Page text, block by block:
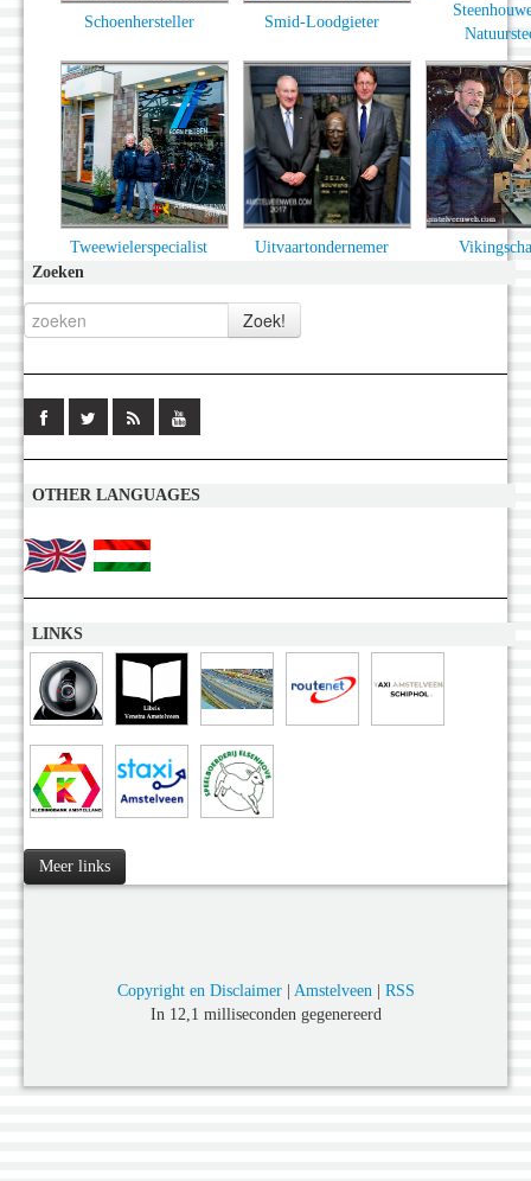
Schoenhersteller Smid-Loodgieter
Tweewielerspecialist Uitvaartondernemer
Zoeken
OTHER LANGUAGES
LINKS
Meer links
Copyright en Disclaimer| Amstelveen| RSS
In 12,1 milliseconden gegenereerd